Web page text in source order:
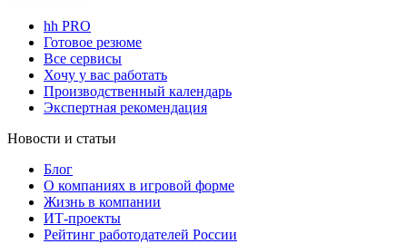
hh PRO
Готовое резюме
Все сервисы
Хочу у вас работать
Производственный календарь
Экспертная рекомендация
Новости и статьи
Блог
О компаниях в игровой форме
Жизнь в компании
ИТ-проекты
Рейтинг работодателей России